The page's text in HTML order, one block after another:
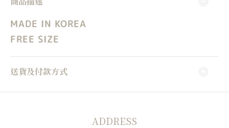
MADE IN KOREA
FREE SIZE
送貨及付款方式
ADDRESS